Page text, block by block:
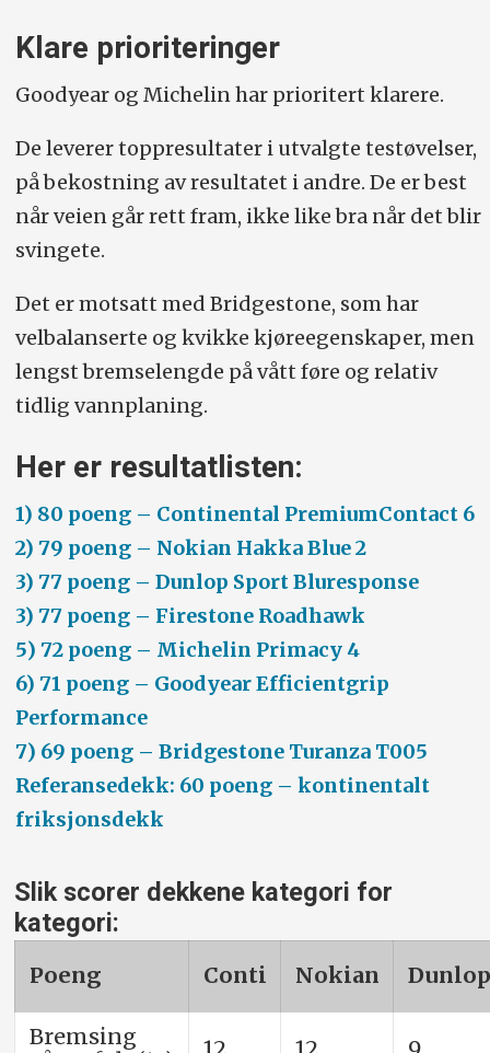
Klare prioriteringer
Goodyear og Michelin har prioritert klarere.
De leverer toppresultater i utvalgte testøvelser,
på bekostning av resultatet i andre. De er best
når veien går rett fram, ikke like bra når det blir
svingete.
Det er motsatt med Bridgestone, som har
velbalanserte og kvikke kjøreegenskaper, men
lengst bremselengde på vått føre og relativ
tidlig vannplaning.
Her er resultatlisten:
1) 80 poeng – Continental PremiumContact 6
2) 79 poeng – Nokian Hakka Blue 2
3) 77 poeng – Dunlop Sport Bluresponse
3) 77 poeng – Firestone Roadhawk
5) 72 poeng – Michelin Primacy 4
6) 71 poeng – Goodyear Efficientgrip
Performance
7) 69 poeng – Bridgestone Turanza T005
Referansedekk: 60 poeng – kontinentalt
friksjonsdekk
Slik scorer dekkene kategori for
kategori:
Poeng Conti Nokian Dunlop
Bremsing